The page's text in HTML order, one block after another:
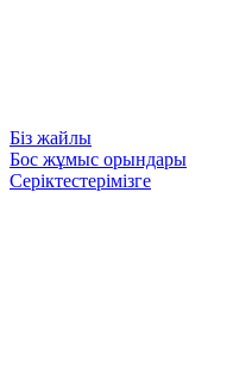
Біз жайлы
Бос жұмыс орындары
Серіктестерімізге